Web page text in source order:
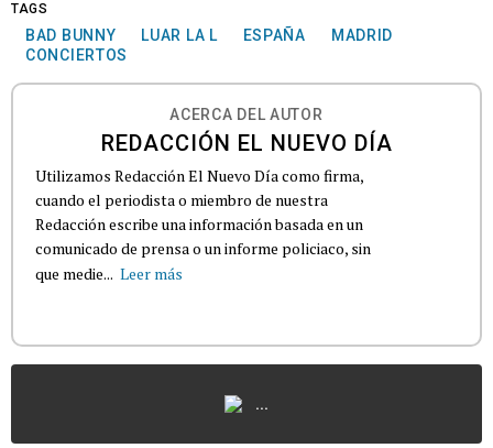
TAGS
BAD BUNNY LUAR LA L ESPAÑA
MADRID
CONCIERTOS
ACERCA DEL AUTOR
REDACCIÓN EL NUEVO DÍA
Utilizamos Redacción El Nuevo Día como firma,
cuando el periodista o miembro de nuestra
Redacción escribe una información basada en un
comunicado de prensa o un informe policiaco, sin
que medie... Leer más
...